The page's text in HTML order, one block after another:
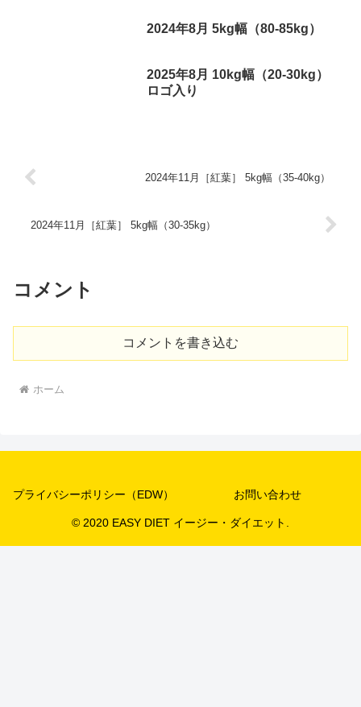
2024年8月 5kg幅（80-85kg）
2025年8月 10kg幅（20-30kg）
ロゴ入り
2024年11月［紅葉］ 5kg幅（35-40kg）
2024年11月［紅葉］ 5kg幅（30-35kg）
コメント
コメントを書き込む
ホーム
プライバシーポリシー（EDW） お問い合わせ
© 2020 EASY DIET イージー・ダイエット.